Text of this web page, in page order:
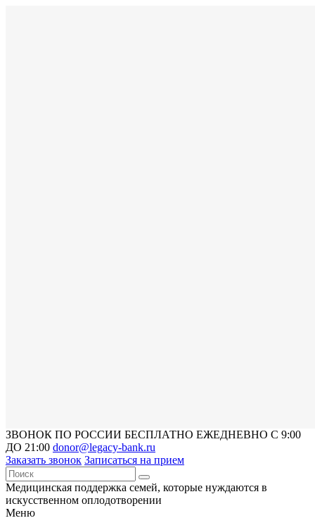
ЗВОНОК ПО РОССИИ БЕСПЛАТНО ЕЖЕДНЕВНО С 9:00
ДО 21:00 donor@legacy-bank.ru
Заказать звонок Записаться на прием
Медицинская поддержка семей, которые нуждаются в
искусственном оплодотворении
Меню